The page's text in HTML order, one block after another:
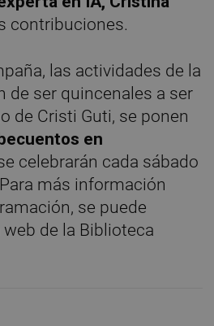
contribuciones.
las actividades de la
de ser quincenales a ser
de Cristi Guti, se ponen
en
celebrarán cada sábado
más información
se puede
de la Biblioteca